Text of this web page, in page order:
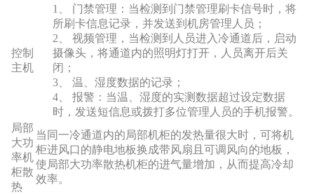
控制
主机
1、 门禁管理：当检测到门禁管理刷卡信号时，将
所刷卡信息记录，并发送到机房管理人员；
2、 视频管理，当检测到人员进入冷通道后，启动
摄像头，将通道内的照明灯打开，人员离开后关
闭；
3、 温、湿度数据的记录；
4、 报警：当温、湿度的实测数据超过设定数据
时，发送短信息或拨打多位管理人员的手机报警。
局部
大功
率机
柜散
热
当同一冷通道内的局部机柜的发热量很大时，可将机
柜进风口的静电地板换成带风扇且可调风向的地板，
使局部大功率散热机柜的进气量增加，从而提高冷却
效率。